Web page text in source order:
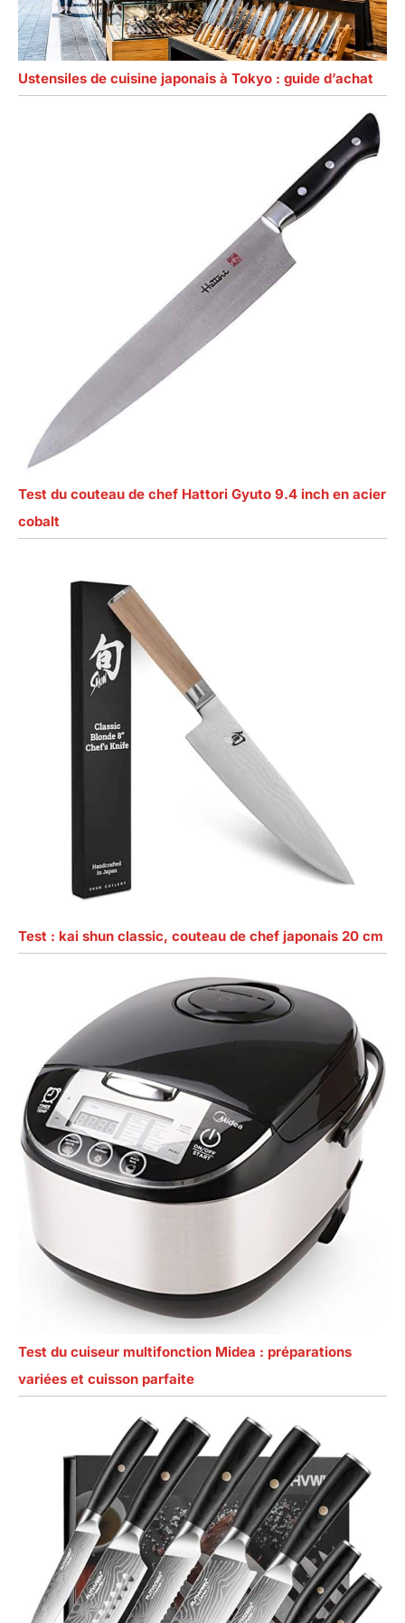
Ustensiles de cuisine japonais à Tokyo : guide d’achat
Test du couteau de chef Hattori Gyuto 9.4 inch en acier
cobalt
Test : kai shun classic, couteau de chef japonais 20 cm
Test du cuiseur multifonction Midea : préparations
variées et cuisson parfaite